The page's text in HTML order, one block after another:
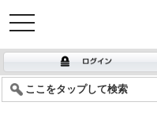
toggle
navigation
ここをタップして検索